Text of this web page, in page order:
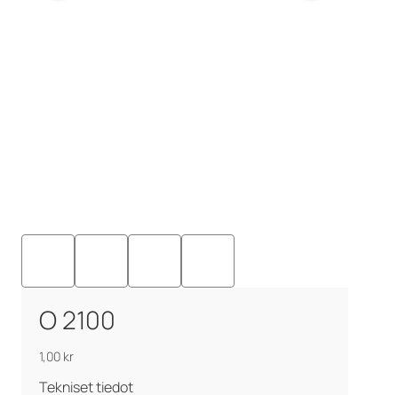
O 2100
1,00 kr
Tekniset tiedot